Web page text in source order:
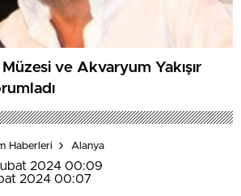
ve Akvaryum Yakışır
Haberleri Alanya
2024 00:09
2024 00:07